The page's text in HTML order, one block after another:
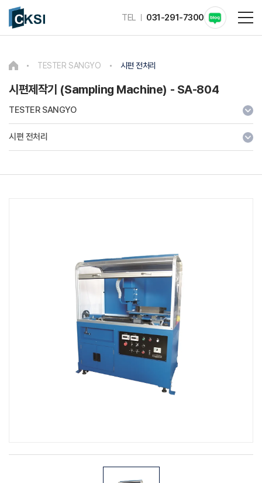
TEL 031-291-7300
TESTER SANGYO 시편 전처리
시편제작기 (Sampling Machine) - SA-804
TESTER SANGYO
시편 전처리